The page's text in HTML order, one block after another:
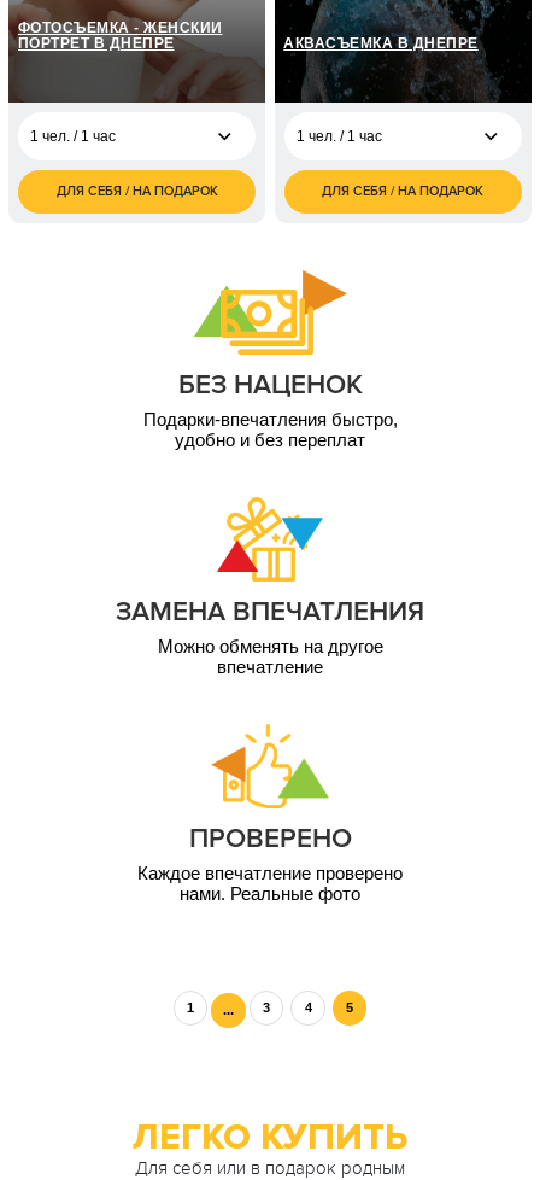
ФОТОСЪЕМКА - ЖЕНСКИЙ
ПОРТРЕТ В ДНЕПРЕ
1 чел. / 1 час
1 чел. / 1 час
ДЛЯ СЕБЯ / НА ПОДАРОК
АКВАСЪЕМКА В ДНЕПРЕ
1 чел. / 1 час
1 чел. / 1 час
ДЛЯ СЕБЯ / НА ПОДАРОК
БЕЗ НАЦЕНОК
Подарки-впечатления быстро,
удобно и без переплат
ЗАМЕНА ВПЕЧАТЛЕНИЯ
Можно обменять на другое
впечатление
ПРОВЕРЕНО
Каждое впечатление проверено
нами. Реальные фото
1 ... 3 4 5
ЛЕГКО КУПИТЬ
Для себя или в подарок родным